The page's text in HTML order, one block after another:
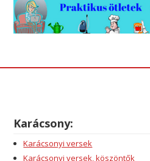
Karácsony:
Karácsonyi versek
Karácsonyi versek, köszöntők